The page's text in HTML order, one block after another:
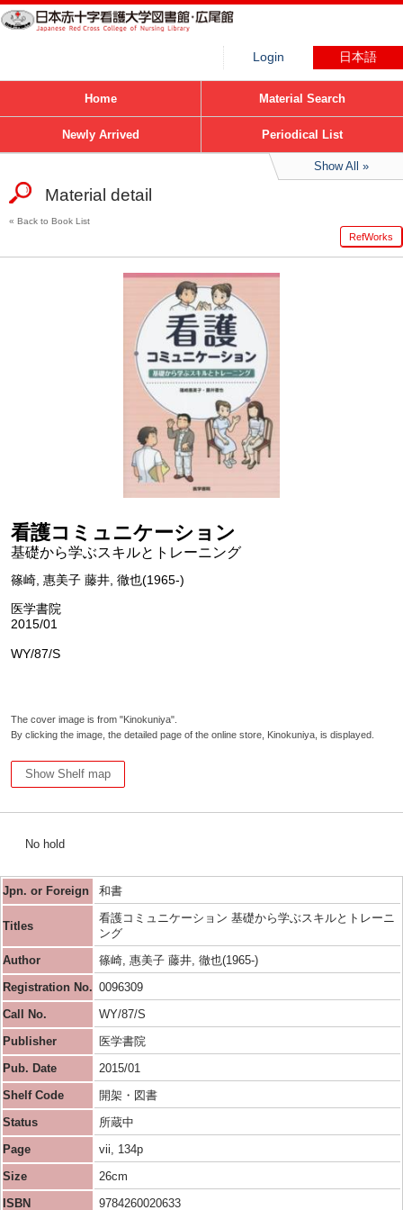
Login 日本語
Home Material Search
Newly Arrived Periodical List
Show All
Material detail
Back to Book List
RefWorks
看護コミュニケーション
基礎から学ぶスキルとトレーニング
篠崎, 惠美子 藤井, 徹也(1965-)
医学書院
2015/01
WY/87/S
The cover image is from "Kinokuniya".
By clicking the image, the detailed page of the online store, Kinokuniya, is displayed.
Show Shelf map
No hold
Jpn. or Foreign 和書
Titles
看護コミュニケーション 基礎から学ぶスキルとトレーニ
ング
Author
篠崎, 惠美子 藤井, 徹也(1965-)
Registration No. 0096309
Call No.
WY/87/S
Publisher
医学書院
Pub. Date
2015/01
Shelf Code
開架・図書
Status
所蔵中
Page
vii, 134p
Size
26cm
ISBN
9784260020633